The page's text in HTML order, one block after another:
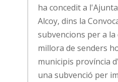
ha concedit a
Alcoy, dins la
subvencions per a la
millora de senders
municipis província
una subvenció per